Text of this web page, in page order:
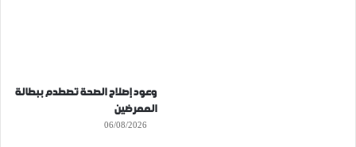
وعود إصلاح الصحة تصطدم ببطالة
الممرضين
06/08/2026